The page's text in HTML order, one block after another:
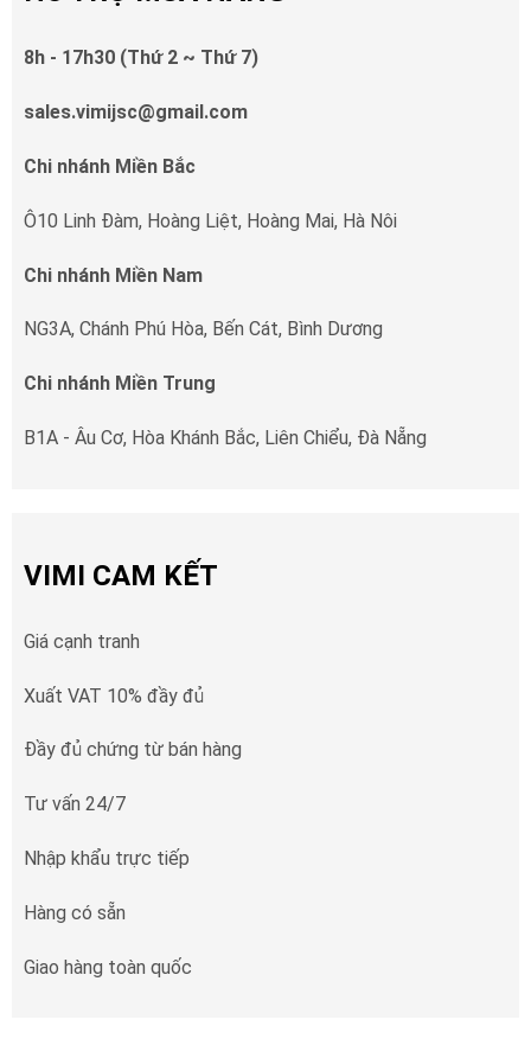
8h - 17h30 (Thứ 2 ~ Thứ 7)
sales.vimijsc@gmail.com
Chi nhánh Miền Bắc
Ô10 Linh Đàm, Hoàng Liệt, Hoàng Mai, Hà Nôi
Chi nhánh Miền Nam
NG3A, Chánh Phú Hòa, Bến Cát, Bình Dương
Chi nhánh Miền Trung
B1A - Âu Cơ, Hòa Khánh Bắc, Liên Chiểu, Đà Nẵng
VIMI CAM KẾT
Giá cạnh tranh
Xuất VAT 10% đầy đủ
Đầy đủ chứng từ bán hàng
Tư vấn 24/7
Nhập khẩu trực tiếp
Hàng có sẵn
Giao hàng toàn quốc